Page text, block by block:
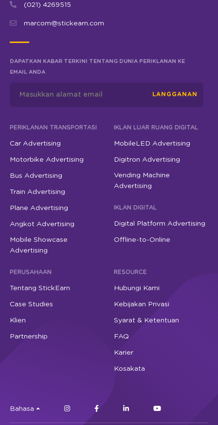
(021) 4269515
marcom@stickearn.com
DAPATKAN KABAR TERKINI TENTANG DUNIA PERIKLANAN KE
EMAIL ANDA
LANGGANAN
PERIKLANAN TRANSPORTASI
Car Advertising
Motorbike Advertising
Bus Advertising
Train Advertising
Plane Advertising
Angkot Advertising
Mobile Showcase
Advertising
IKLAN LUAR RUANG DIGITAL
MobileLED Advertising
Digitron Advertising
Vending Machine
Advertising
IKLAN DIGITAL
Digital Platform Advertising
Offline-to-Online
PERUSAHAAN
Tentang StickEarn
Case Studies
Klien
Partnership
RESOURCE
Hubungi Kami
Kebijakan Privasi
Syarat & Ketentuan
FAQ
Karier
Kosakata
Bahasa